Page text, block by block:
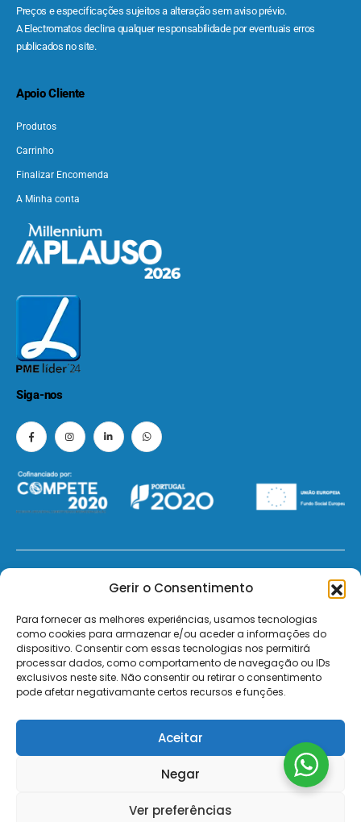
Gerir o Consentimento
Para fornecer as melhores experiências, usamos tecnologias
como cookies para armazenar e/ou aceder a informações do
dispositivo. Consentir com essas tecnologias nos permitirá
processar dados, como comportamento de navegação ou IDs
exclusivos neste site. Não consentir ou retirar o consentimento
pode afetar negativamante certos recursos e funções.
Aceitar
Negar
Ver preferências
Preços e especificações sujeitos a alteração sem aviso prévio.
A Electromatos declina qualquer responsabilidade por eventuais erros
publicados no site.
Apoio Cliente
Produtos
Carrinho
Finalizar Encomenda
A Minha conta
Siga-nos
© 2026 - ElectroMatos - Todos os direitos reservados.
Site by VC.
Pagamentos Seguros MB | MB WAY | Transferência Bancária | Payshop | Visa | Mastercard | Visa
Secure | Mastercard Identity Check